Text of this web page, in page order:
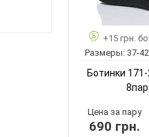
+15 грн.
Размеры: 37-42
Ботинки
8пар
Цена за пару
690 грн.